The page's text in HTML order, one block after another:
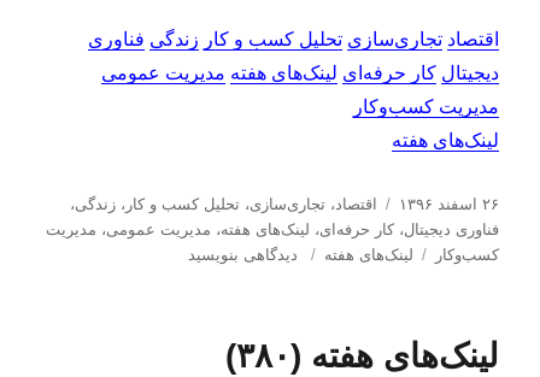
اقتصاد تجاری‌سازی تحلیل کسب و کار زندگی فناوری
دیجیتال کار حرفه‌ای لینک‌های هفته مدیریت عمومی
مدیریت کسب‌و‌کار
لینک‌های هفته
ا
ر
س
۲۶ اسفند ۱۳۹۶
د
س
ت
اقتصاد ،تجاری‌سازی،تحلیل كسب و كار ،زندگی،
فناوری دیجیتال،کار حرفه‌ای، لینک‌های هفته، مدیریت عمومی، مدیریت
كسب‌و‌كار
ب
ب‌
لینک‌های هفته
ل
دیدگاهی بنویسید
لینک‌های هفته (۳۸۰)